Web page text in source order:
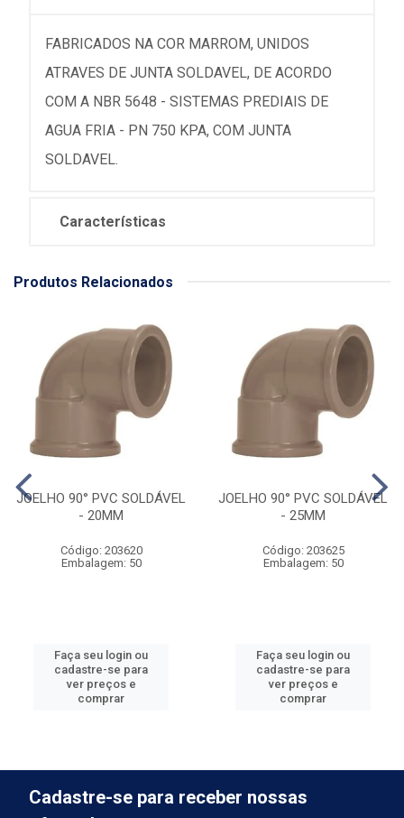
FABRICADOS NA COR MARROM, UNIDOS
ATRAVES DE JUNTA SOLDAVEL, DE ACORDO
COM A NBR 5648 - SISTEMAS PREDIAIS DE
AGUA FRIA - PN 750 KPA, COM JUNTA
SOLDAVEL.
Características
Produtos Relacionados
JOELHO 90° PVC SOLDÁVEL
- 20MM
Código: 203620
Embalagem: 50
Faça seu login ou
cadastre-se para
ver preços e
comprar
JOELHO 90° PVC SOLDÁVEL
- 25MM
Código: 203625
Embalagem: 50
Faça seu login ou
cadastre-se para
ver preços e
comprar
Cadastre-se para receber nossas